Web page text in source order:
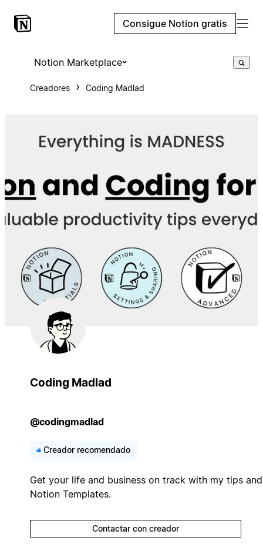
Consigue Notion gratis
Notion Marketplace
Creadores Coding Madlad
Coding Madlad
@codingmadlad
Creador recomendado
Get your life and business on track with my tips and
Notion Templates.
Contactar con creador